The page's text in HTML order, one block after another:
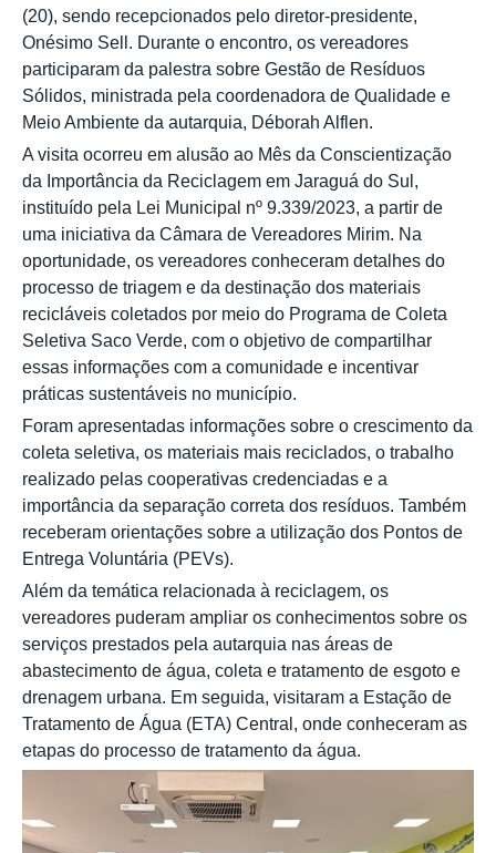
(20), sendo recepcionados pelo diretor-presidente,
Onésimo Sell. Durante o encontro, os vereadores
participaram da palestra sobre Gestão de Resíduos
Sólidos, ministrada pela coordenadora de Qualidade e
Meio Ambiente da autarquia, Déborah Alflen.
A visita ocorreu em alusão ao Mês da Conscientização
da Importância da Reciclagem em Jaraguá do Sul,
instituído pela Lei Municipal nº 9.339/2023, a partir de
uma iniciativa da Câmara de Vereadores Mirim. Na
oportunidade, os vereadores conheceram detalhes do
processo de triagem e da destinação dos materiais
recicláveis coletados por meio do Programa de Coleta
Seletiva Saco Verde, com o objetivo de compartilhar
essas informações com a comunidade e incentivar
práticas sustentáveis no município.
Foram apresentadas informações sobre o crescimento da
coleta seletiva, os materiais mais reciclados, o trabalho
realizado pelas cooperativas credenciadas e a
importância da separação correta dos resíduos. Também
receberam orientações sobre a utilização dos Pontos de
Entrega Voluntária (PEVs).
Além da temática relacionada à reciclagem, os
vereadores puderam ampliar os conhecimentos sobre os
serviços prestados pela autarquia nas áreas de
abastecimento de água, coleta e tratamento de esgoto e
drenagem urbana. Em seguida, visitaram a Estação de
Tratamento de Água (ETA) Central, onde conheceram as
etapas do processo de tratamento da água.